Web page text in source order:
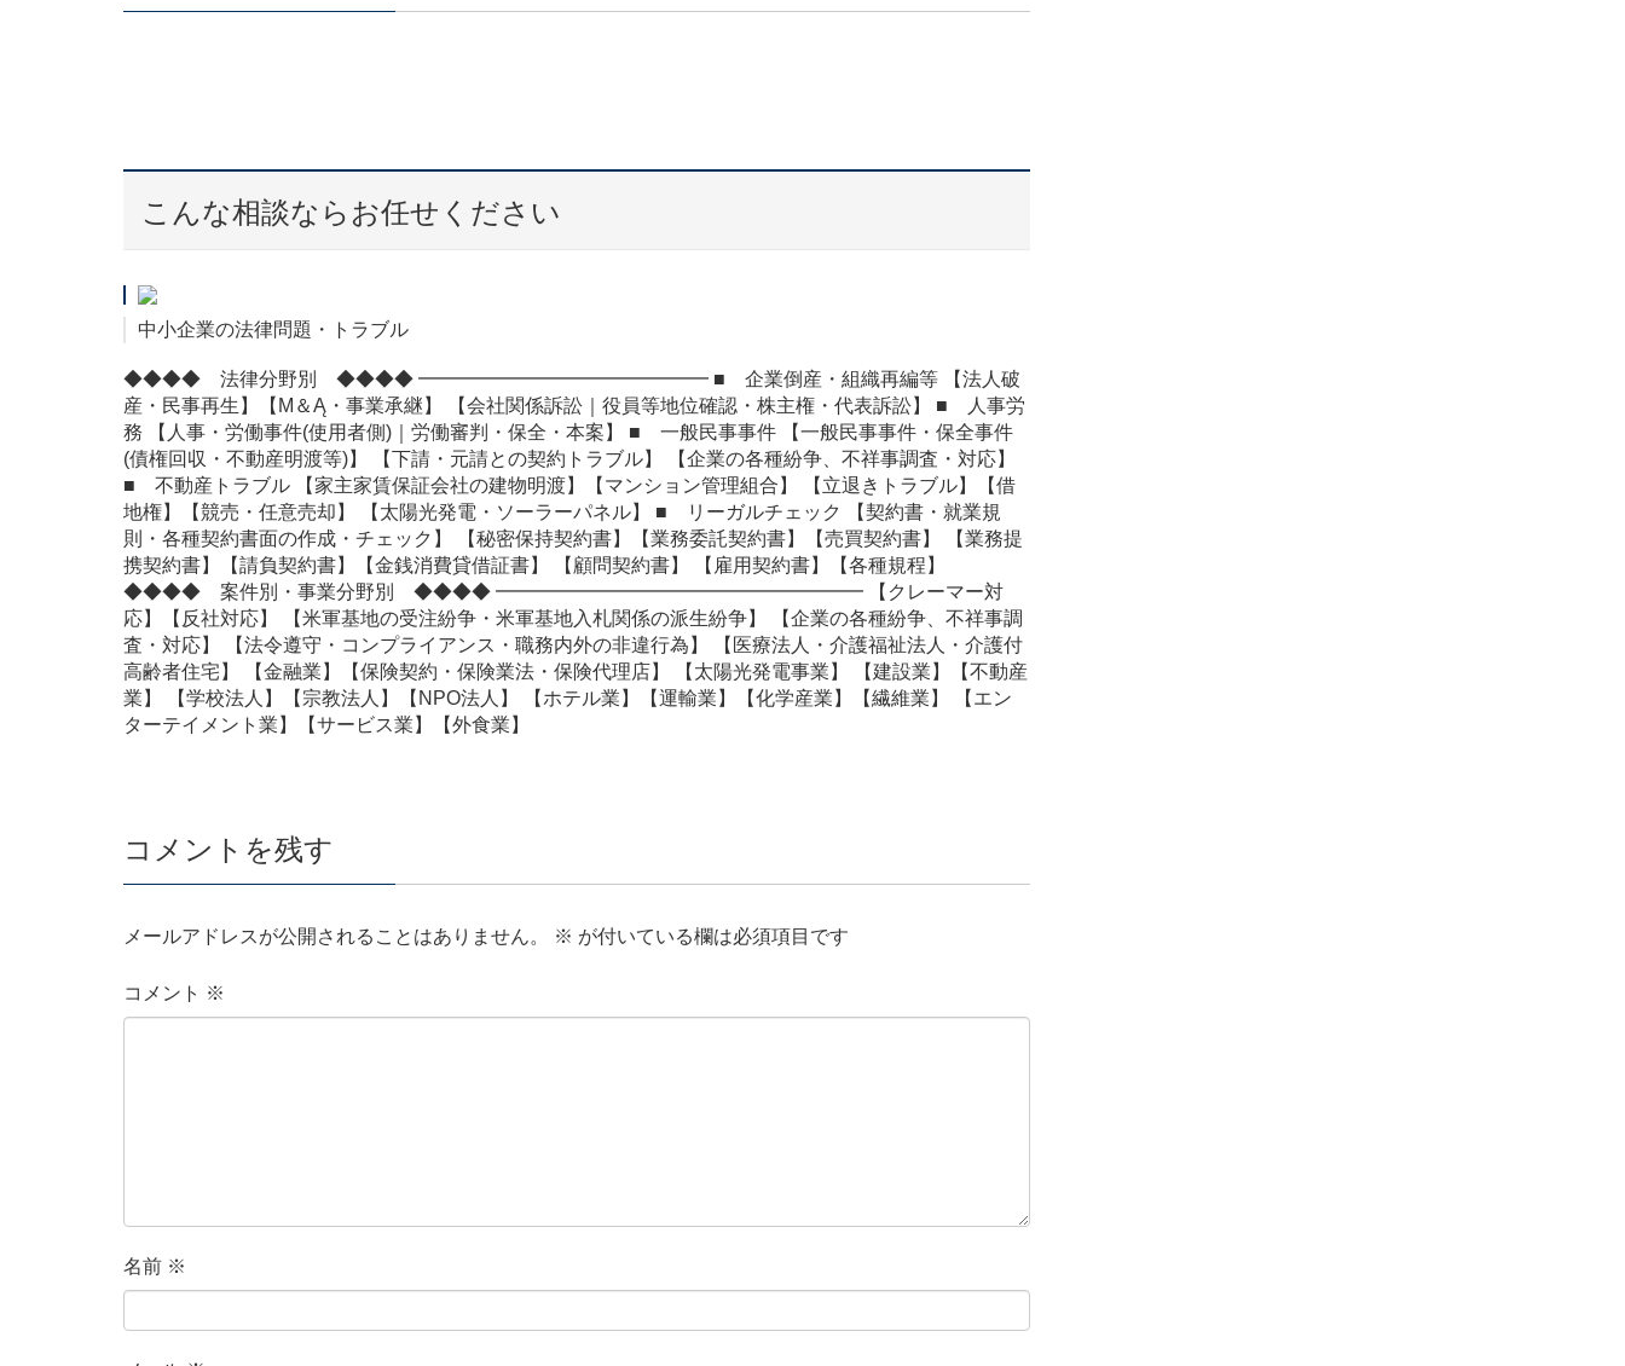
こんな相談ならお任せください
中小企業の法律問題・トラブル
◆◆◆◆ 法律分野別 ◆◆◆◆ ━━━━━━━━━━━━━━━ ■ 企業倒産・組織再編等 【法人破
産・民事再生】【М＆Ą・事業承継】 【会社関係訴訟｜役員等地位確認・株主権・代表訴訟】 ■ 人事労
務 【人事・労働事件(使用者側)｜労働審判・保全・本案】 ■ 一般民事事件 【一般民事事件・保全事件
(債権回収・不動産明渡等)】 【下請・元請との契約トラブル】 【企業の各種紛争、不祥事調査・対応】
■ 不動産トラブル 【家主家賃保証会社の建物明渡】【マンション管理組合】 【立退きトラブル】【借
地権】【競売・任意売却】 【太陽光発電・ソーラーパネル】 ■ リーガルチェック 【契約書・就業規
則・各種契約書面の作成・チェック】 【秘密保持契約書】【業務委託契約書】【売買契約書】 【業務提
携契約書】【請負契約書】【金銭消費貸借証書】 【顧問契約書】 【雇用契約書】【各種規程】
◆◆◆◆ 案件別・事業分野別 ◆◆◆◆ ━━━━━━━━━━━━━━━━━━━ 【クレーマー対
応】【反社対応】 【米軍基地の受注紛争・米軍基地入札関係の派生紛争】 【企業の各種紛争、不祥事調
査・対応】 【法令遵守・コンプライアンス・職務内外の非違行為】 【医療法人・介護福祉法人・介護付
高齢者住宅】 【金融業】【保険契約・保険業法・保険代理店】 【太陽光発電事業】 【建設業】【不動産
業】 【学校法人】【宗教法人】【NPO法人】 【ホテル業】【運輸業】【化学産業】【繊維業】 【エン
ターテイメント業】【サービス業】【外食業】
コメントを残す
メールアドレスが公開されることはありません。 ※ が付いている欄は必須項目です
コメント ※
名前 ※